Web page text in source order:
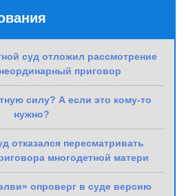
суд отложил рассмотрение
приговор
силу? А если это кому-то
нужно?
отказался пересматривать
многодетной матери
опроверг в суде версию